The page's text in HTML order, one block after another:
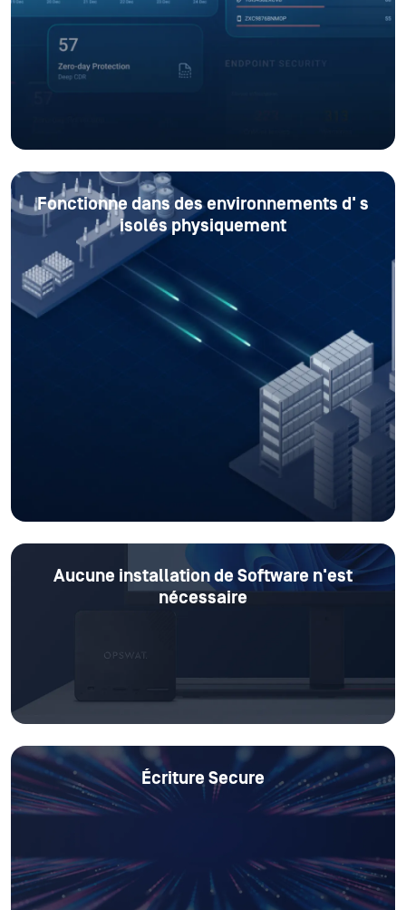
Fonctionne dans des environnements d' s
isolés physiquement
Aucune installation de Software n'est
nécessaire
Écriture Secure